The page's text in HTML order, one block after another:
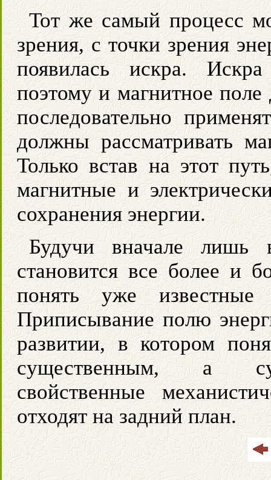
Тот же самый процесс
зрения, с точки зрения
появилась искра.
поэтому и магнитное
последовательно
должны рассматривать
Только встав на этот
магнитные и
сохранения энергии.
Будучи вначале лишь
становится все более и
понять уже
Приписывание полю
развитии, в котором
существенным, а
свойственные
отходят на задний план.